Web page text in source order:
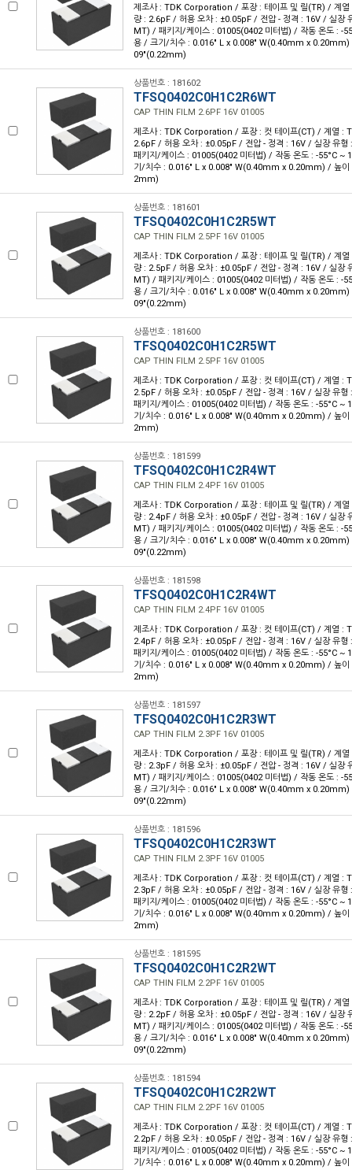
제조사 : TDK Corporation / 포장 : 테이프 및 릴(TR) / 계
량 : 2.6pF / 허용 오차 : ±0.05pF / 전압 - 정격 : 16V / 실장
MT) / 패키지/케이스 : 01005(0402 미터법) / 작동 온도 : -
용 / 크기/치수 : 0.016" L x 0.008" W(0.40mm x 0.20mm)
09"(0.22mm)
상품번호 : 181602
TFSQ0402C0H1C2R6WT
CAP THIN FILM 2.6PF 16V 01005
제조사 : TDK Corporation / 포장 : 컷 테이프(CT) / 계열 :
2.6pF / 허용 오차 : ±0.05pF / 전압 - 정격 : 16V / 실장 유
패키지/케이스 : 01005(0402 미터법) / 작동 온도 : -55°C ~
기/치수 : 0.016" L x 0.008" W(0.40mm x 0.20mm) / 높이
2mm)
상품번호 : 181601
TFSQ0402C0H1C2R5WT
CAP THIN FILM 2.5PF 16V 01005
제조사 : TDK Corporation / 포장 : 테이프 및 릴(TR) / 계
량 : 2.5pF / 허용 오차 : ±0.05pF / 전압 - 정격 : 16V / 실장
MT) / 패키지/케이스 : 01005(0402 미터법) / 작동 온도 : -
용 / 크기/치수 : 0.016" L x 0.008" W(0.40mm x 0.20mm)
09"(0.22mm)
상품번호 : 181600
TFSQ0402C0H1C2R5WT
CAP THIN FILM 2.5PF 16V 01005
제조사 : TDK Corporation / 포장 : 컷 테이프(CT) / 계열 :
2.5pF / 허용 오차 : ±0.05pF / 전압 - 정격 : 16V / 실장 유
패키지/케이스 : 01005(0402 미터법) / 작동 온도 : -55°C ~
기/치수 : 0.016" L x 0.008" W(0.40mm x 0.20mm) / 높이
2mm)
상품번호 : 181599
TFSQ0402C0H1C2R4WT
CAP THIN FILM 2.4PF 16V 01005
제조사 : TDK Corporation / 포장 : 테이프 및 릴(TR) / 계
량 : 2.4pF / 허용 오차 : ±0.05pF / 전압 - 정격 : 16V / 실장
MT) / 패키지/케이스 : 01005(0402 미터법) / 작동 온도 : -
용 / 크기/치수 : 0.016" L x 0.008" W(0.40mm x 0.20mm)
09"(0.22mm)
상품번호 : 181598
TFSQ0402C0H1C2R4WT
CAP THIN FILM 2.4PF 16V 01005
제조사 : TDK Corporation / 포장 : 컷 테이프(CT) / 계열 :
2.4pF / 허용 오차 : ±0.05pF / 전압 - 정격 : 16V / 실장 유
패키지/케이스 : 01005(0402 미터법) / 작동 온도 : -55°C ~
기/치수 : 0.016" L x 0.008" W(0.40mm x 0.20mm) / 높이
2mm)
상품번호 : 181597
TFSQ0402C0H1C2R3WT
CAP THIN FILM 2.3PF 16V 01005
제조사 : TDK Corporation / 포장 : 테이프 및 릴(TR) / 계
량 : 2.3pF / 허용 오차 : ±0.05pF / 전압 - 정격 : 16V / 실장
MT) / 패키지/케이스 : 01005(0402 미터법) / 작동 온도 : -
용 / 크기/치수 : 0.016" L x 0.008" W(0.40mm x 0.20mm)
09"(0.22mm)
상품번호 : 181596
TFSQ0402C0H1C2R3WT
CAP THIN FILM 2.3PF 16V 01005
제조사 : TDK Corporation / 포장 : 컷 테이프(CT) / 계열 :
2.3pF / 허용 오차 : ±0.05pF / 전압 - 정격 : 16V / 실장 유
패키지/케이스 : 01005(0402 미터법) / 작동 온도 : -55°C ~
기/치수 : 0.016" L x 0.008" W(0.40mm x 0.20mm) / 높이
2mm)
상품번호 : 181595
TFSQ0402C0H1C2R2WT
CAP THIN FILM 2.2PF 16V 01005
제조사 : TDK Corporation / 포장 : 테이프 및 릴(TR) / 계
량 : 2.2pF / 허용 오차 : ±0.05pF / 전압 - 정격 : 16V / 실장
MT) / 패키지/케이스 : 01005(0402 미터법) / 작동 온도 : -
용 / 크기/치수 : 0.016" L x 0.008" W(0.40mm x 0.20mm)
09"(0.22mm)
상품번호 : 181594
TFSQ0402C0H1C2R2WT
CAP THIN FILM 2.2PF 16V 01005
제조사 : TDK Corporation / 포장 : 컷 테이프(CT) / 계열 :
2.2pF / 허용 오차 : ±0.05pF / 전압 - 정격 : 16V / 실장 유
패키지/케이스 : 01005(0402 미터법) / 작동 온도 : -55°C ~
기/치수 : 0.016" L x 0.008" W(0.40mm x 0.20mm) / 높이